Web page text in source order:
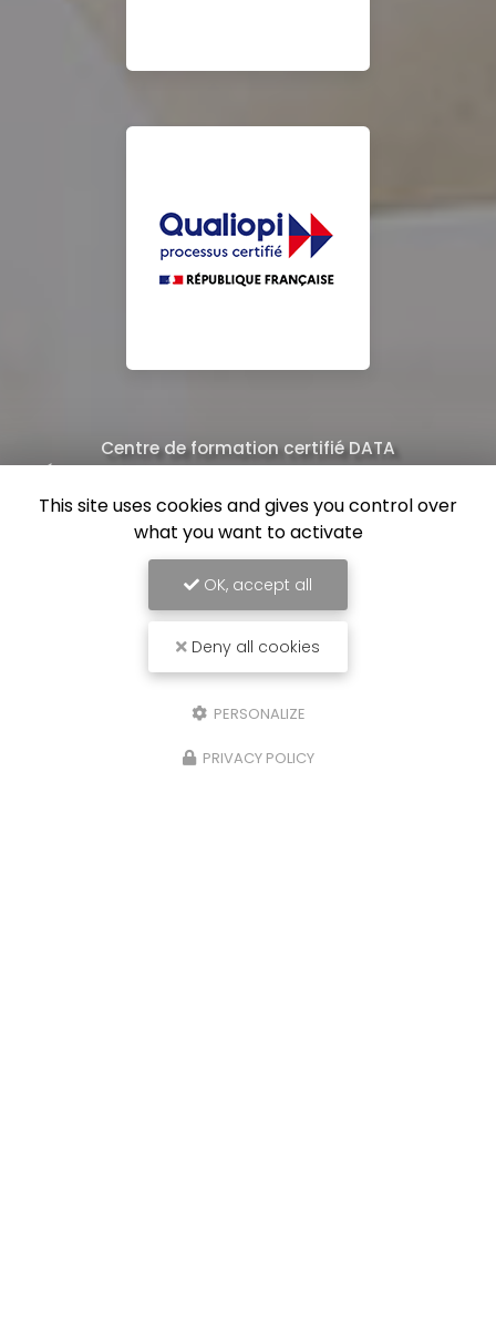
Centre de formation certifié DATA
This site uses cookies and gives you control over
what you want to activate
OK, accept all
Deny all cookies
PERSONALIZE
PRIVACY POLICY